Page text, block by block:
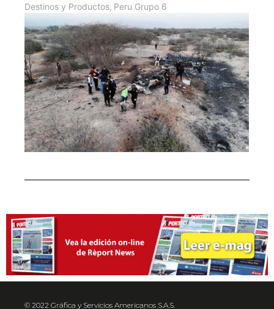
Destinos y Productos, Peru Grupo 6
© 2022 Gráfica y Servicios Americanos S.A.S.